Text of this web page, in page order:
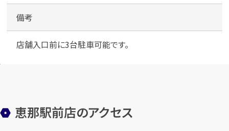
まずはお電話で無料査定
始除く)
備考
店舗入口前に3台駐車可能です。
恵那駅前店のアクセス